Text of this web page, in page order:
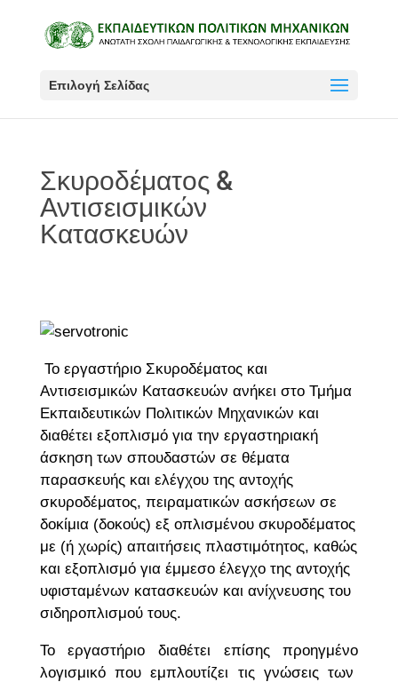
Επιλογή Σελίδας
Σκυροδέματος &
Αντισεισμικών
Κατασκευών
Το εργαστήριο Σκυροδέματος και
Αντισεισμικών Κατασκευών ανήκει στο Τμήμα
Εκπαιδευτικών Πολιτικών Μηχανικών και
διαθέτει εξοπλισμό για την εργαστηριακή
άσκηση των σπουδαστών σε θέματα
παρασκευής και ελέγχου της αντοχής
σκυροδέματος, πειραματικών ασκήσεων σε
δοκίμια (δοκούς) εξ οπλισμένου σκυροδέματος
με (ή χωρίς) απαιτήσεις πλαστιμότητος, καθώς
και εξοπλισμό για έμμεσο έλεγχο της αντοχής
υφισταμένων κατασκευών και ανίχνευσης του
σιδηροπλισμού τους.
Το εργαστήριο διαθέτει επίσης προηγμένο
λογισμικό που εμπλουτίζει τις γνώσεις των